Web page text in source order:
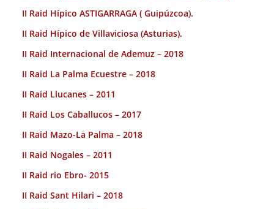
II Raid Hípico ASTIGARRAGA ( Guipúzcoa).
II Raid Hípico de Villaviciosa (Asturias).
II Raid Internacional de Ademuz – 2018
II Raid La Palma Ecuestre – 2018
II Raid Llucanes – 2011
II Raid Los Caballucos – 2017
II Raid Mazo-La Palma – 2018
II Raid Nogales – 2011
II Raid rio Ebro- 2015
II Raid Sant Hilari – 2018